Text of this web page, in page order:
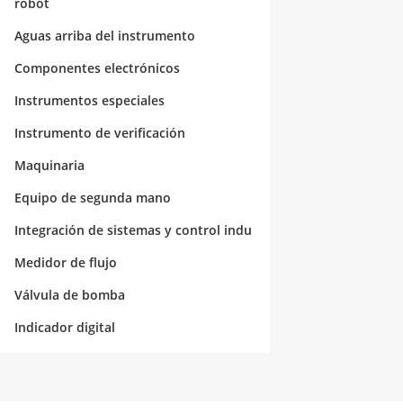
Aguas arriba del instrumento
Componentes electrónicos
Instrumentos especiales
Instrumento de verificación
Maquinaria
Equipo de segunda mano
Integración de sistemas y control indu
strial
Medidor de flujo
Válvula de bomba
Indicador digital